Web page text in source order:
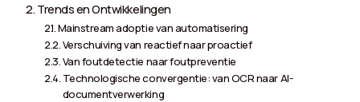
Trends en Ontwikkelingen
Mainstream adoptie van automatisering
Verschuiving van reactief naar proactief
Van foutdetectie naar foutpreventie
Technologische convergentie: van OCR naar AI-
documentverwerking